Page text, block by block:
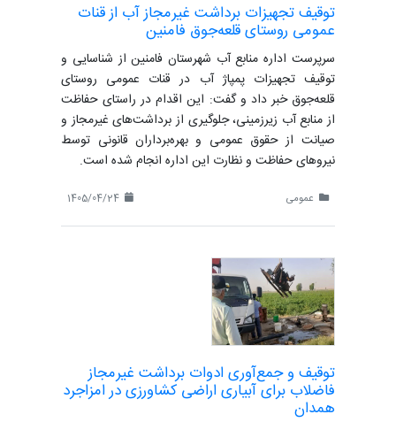
توقیف تجهیزات برداشت غیرمجاز آب از قنات
عمومی روستای قلعه‌جوق فامنین
سرپرست اداره منابع آب شهرستان فامنین از شناسایی و
توقیف تجهیزات پمپاژ آب در قنات عمومی روستای
قلعه‌جوق خبر داد و گفت: این اقدام در راستای حفاظت
از منابع آب زیرزمینی، جلوگیری از برداشت‌های غیرمجاز و
صیانت از حقوق عمومی و بهره‌برداران قانونی توسط
نیروهای حفاظت و نظارت این اداره انجام شده است.
عمومی
توقیف و جمع‌آوری ادوات برداشت غیرمجاز
فاضلاب برای آبیاری اراضی کشاورزی در امزاجرد
همدان